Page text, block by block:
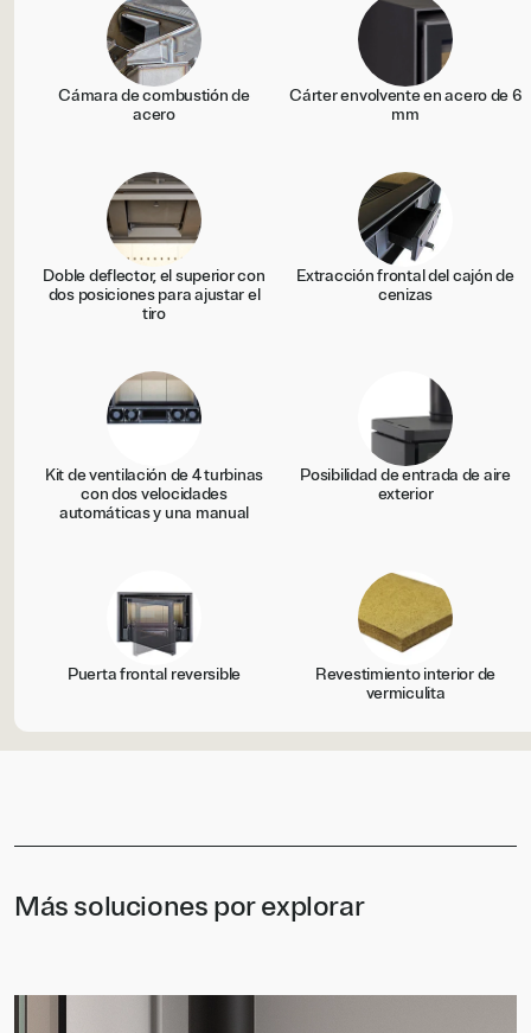
Cámara de combustión de
acero
Cárter envolvente en acero de 6
mm
Doble deflector, el superior con
dos posiciones para ajustar el
tiro
Extracción frontal del cajón de
cenizas
Kit de ventilación de 4 turbinas
con dos velocidades
automáticas y una manual
Posibilidad de entrada de aire
exterior
Puerta frontal reversible
Revestimiento interior de
vermiculita
Más soluciones por explorar